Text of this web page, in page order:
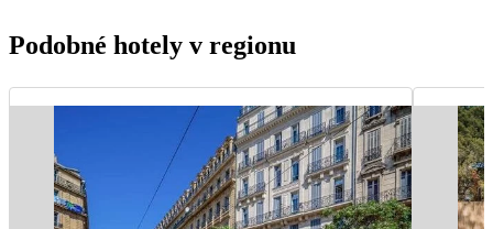
Podobné hotely v regionu